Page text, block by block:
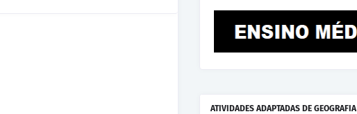
ATIVIDADES ADAPTADAS DE GEOGRAFIA